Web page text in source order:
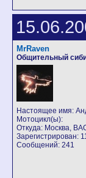
MrRaven
Общительный
Настоящее имя:
Мотоцикл(ы):
Откуда: Москва,
Зарегистрирован:
Сообщений: 241